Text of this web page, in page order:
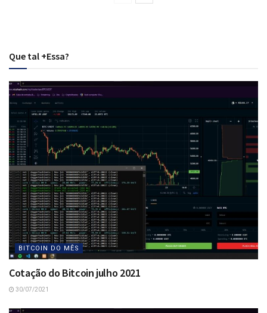
Que tal +Essa?
BITCOIN DO MÊS
Cotação do Bitcoin julho 2021
30/07/2021